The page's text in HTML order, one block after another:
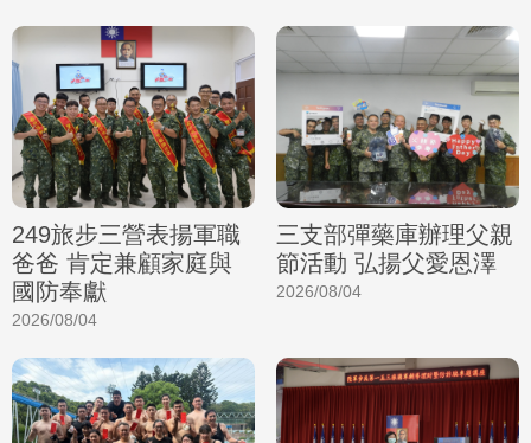
249旅步三營表揚軍職
爸爸 肯定兼顧家庭與
國防奉獻
2026/08/04
三支部彈藥庫辦理父親
節活動 弘揚父愛恩澤
2026/08/04